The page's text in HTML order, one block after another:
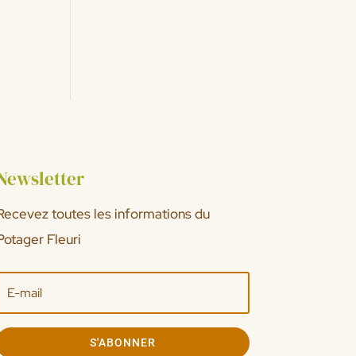
toutes les informations du
Fleuri
S'ABONNER